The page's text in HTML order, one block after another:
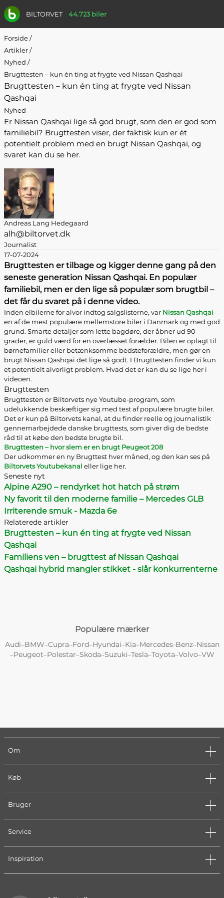
BILTORVET 44.723 biler
Forside/
Artikler/
Nyhed /
Brugttesten – kun én ting at frygte ved Nissan Qashqai
Brugttesten – kun én ting at frygte ved Nissan
Qashqai
Nyhed
Er Nissan Qashqai lige så god brugt, som den er god som
familiebil? Brugttesten viser, der faktisk kun er ét
potentielt problem med en brugt Nissan Qashqai, og
svaret kan du se her.
Andreas Lang Hedegaard
alh@biltorvet.dk
Journalist
17-07-2024
Brugttesten er tilbage og kigger denne gang på den
seneste generation Nissan Qashqai. En populær
familiebil, men er den lige så populær som brugtbil –
det får du svaret på i denne video.
Inden elbilerne for alvor indtog salgslisterne, var Nissan Qashqai
en af de mest populære mellemstore biler i Danmark og med god
grund. Smarte detaljer som lette bagdøre, der åbner ud 90
grader, er guld værd for en overlæsset forælder. Bilen er oplagt til
børnefamilier eller betænksomme bedsteforældre, men gør en
brugt Nissan Qashqai det lige så godt. I Brugttesten finder vi kun
et potentielt alvorligt problem. Hvad det er kan du se lige her i
videoen.
Brugttesten
Brugttesten er Biltorvets nye Youtube-program, som
udelukkende beskæftiger sig med test af populære brugte biler.
Det er kun på Biltorvets kanal, at du finder reelle og journalistik
gennemarbejdede danske brugttests, som giver dig de bedste
råd til at købe den bedste brugte bil.
Brugttesten – hvor slem er en brugt Peugeot 208
Der udkommer en ny Brugttest hver måned, og den kan ses på
Biltorvets Youtubekanal eller lige her.
Seneste nyt
Alpine A290 – rendyrket hot hatch på strøm
Ny favorit til den moderne familie – Mercedes GLB
Irriterende smuk - Mazda 6e
Relaterede artikler
Brugttesten – kun én ting at frygte ved Nissan
Qashqai
Familiens ven – brugttest af Nissan Qashqai
Qashqai hybrid mangler stikket - slår konkurrenterne
Populære mærker
Audi–BMW–Cupra–Ford–Hyundai–Kia–Mercedes-Benz–Nissan
–Peugeot–Polestar–Skoda–Suzuki–Tesla–Toyota–Volvo–VW
Om
Køb
Bruger
Service
Inspiration